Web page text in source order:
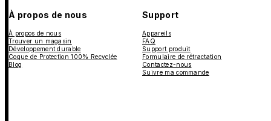
À propos de nous
À propos de nous
Trouver un magasin
Développement durable
Coque de Protection 100% Recyclée
Blog
Support
Appareils
FAQ
Support produit
Formulaire de rétractation
Contactez-nous
Suivre ma commande